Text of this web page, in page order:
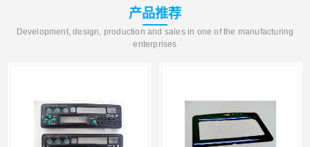
产品推荐
Development, design, production and sales in one of the manufacturing
enterprises